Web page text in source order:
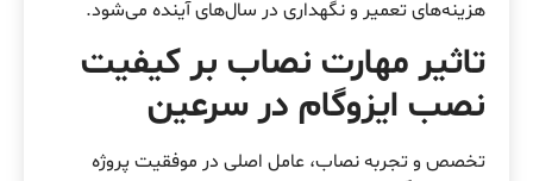
هزینه‌های تعمیر و نگهداری در سال‌های آینده می‌شود.
تاثیر مهارت نصاب بر کیفیت
نصب ایزوگام در سرعین
تخصص و تجربه نصاب، عامل اصلی در موفقیت پروژه